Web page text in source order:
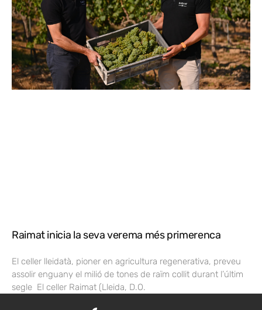
Raimat inicia la seva verema més primerenca
El celler lleidatà, pioner en agricultura regenerativa, preveu
assolir enguany el milió de tones de raïm collit durant l’últim
segle El celler Raimat (Lleida, D.O.